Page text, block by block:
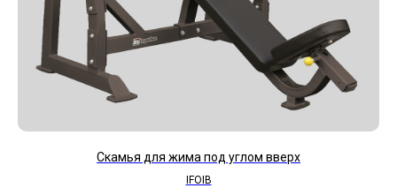
Скамья для жима под углом вверх
IFOIB